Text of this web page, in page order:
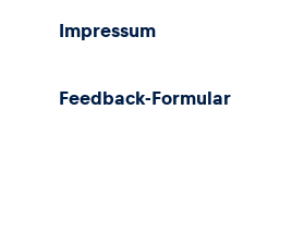
Impressum
Feedback-Formular